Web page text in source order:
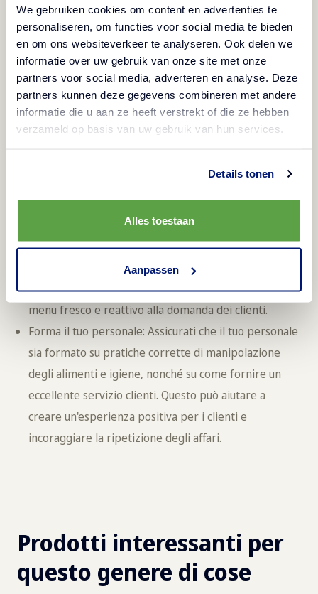
We gebruiken cookies om content en advertenties te
personaliseren, om functies voor social media te bieden
en om ons websiteverkeer te analyseren. Ook delen we
informatie over uw gebruik van onze site met onze
partners voor social media, adverteren en analyse. Deze
partners kunnen deze gegevens combineren met andere
informatie die u aan ze heeft verstrekt of die ze hebben
verzameld op basis van uw gebruik van hun services.
Details tonen
Alles toestaan
Aanpassen
Usa i social media: Usa i social media per promuovere
la tua terrazza e qualsiasi evento speciale o
promozione che hai pianificato. Condividi foto del tuo
cibo e della terrazza per attirare i clienti a visitare.
Considera offerte per l'aperitivo: Offri speciali per
clienti che potrebbero essere alla ricerca di un drink
e un boccone leggero dopo il lavoro.
Avere un menu flessibile: Considera di avere un menu
flessibile che possa essere adattato in base alle
preferenze dei clienti e alla disponibilità degli
ingredienti. Questo può aiutare a mantenere il tuo
menu fresco e reattivo alla domanda dei clienti.
Forma il tuo personale: Assicurati che il tuo personale
sia formato su pratiche corrette di manipolazione
degli alimenti e igiene, nonché su come fornire un
eccellente servizio clienti. Questo può aiutare a
creare un'esperienza positiva per i clienti e
incoraggiare la ripetizione degli affari.
Prodotti interessanti per
questo genere di cose